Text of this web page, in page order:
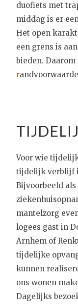
duofiets met
middag is er
Het open
een grens is
bieden. Daarom
r
Voor wie
tijdelijk verblijf
Bijvoorbeeld
mantelzorg
logees gast in
Arnhem of
tijdelijke
kunnen
ons wonen
Dagelijks